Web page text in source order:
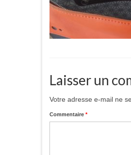
Laisser un
Votre adresse e-mail ne
Commentaire *